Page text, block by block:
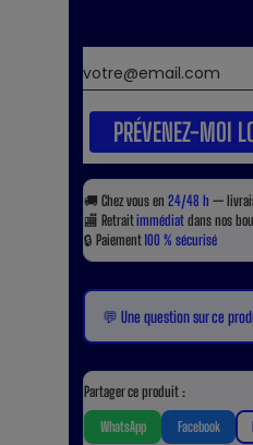
PRÉVENEZ-MOI
🚚 Chez vous en 24/48 h —
🏬 Retraitimmédiatdans nos
🔒 Paiement100 % sécurisé
💬 Une question sur ce
Partager ce produit :
WhatsApp Facebook